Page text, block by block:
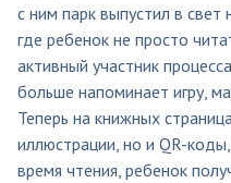
с ним парк выпустил в свет
где ребенок не просто
активный участник
больше напоминает игру,
Теперь на книжных
иллюстрации, но и QR-
время чтения, ребенок